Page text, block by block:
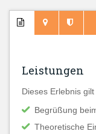
Leistungen
Dieses Erlebnis
Begrüßung
Theoretische